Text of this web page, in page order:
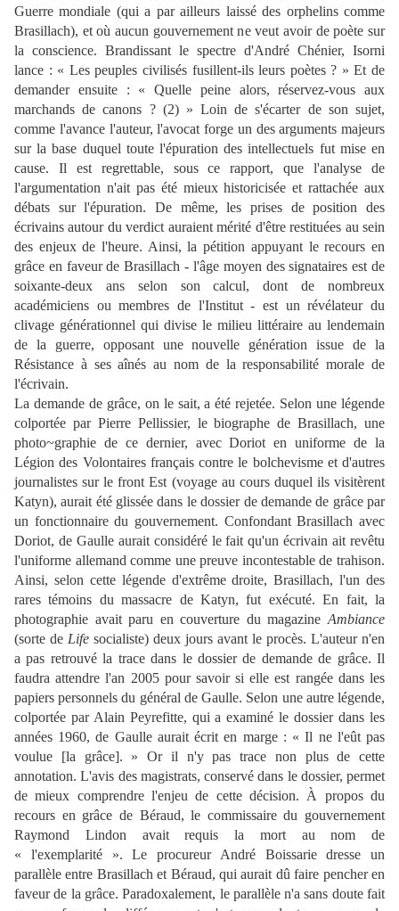
Guerre mondiale (qui a par ailleurs laissé des orphelins comme
Brasillach), et où aucun gouvernement ne veut avoir de poète sur
la conscience. Brandissant le spectre d'André Chénier, Isorni
lance : « Les peuples civilisés fusillent-ils leurs poètes ? » Et de
demander ensuite : « Quelle peine alors, réservez-vous aux
marchands de canons ? (2) » Loin de s'écarter de son sujet,
comme l'avance l'auteur, l'avocat forge un des arguments majeurs
sur la base duquel toute l'épuration des intellectuels fut mise en
cause. Il est regrettable, sous ce rapport, que l'analyse de
l'argumentation n'ait pas été mieux historicisée et rattachée aux
débats sur l'épuration. De même, les prises de position des
écrivains autour du verdict auraient mérité d'être restituées au sein
des enjeux de l'heure. Ainsi, la pétition appuyant le recours en
grâce en faveur de Brasillach - l'âge moyen des signataires est de
soixante-deux ans selon son calcul, dont de nombreux
académiciens ou membres de l'Institut - est un révélateur du
clivage générationnel qui divise le milieu littéraire au lendemain
de la guerre, opposant une nouvelle génération issue de la
Résistance à ses aînés au nom de la responsabilité morale de
l'écrivain.
La demande de grâce, on le sait, a été rejetée. Selon une légende
colportée par Pierre Pellissier, le biographe de Brasillach, une
photo~graphie de ce dernier, avec Doriot en uniforme de la
Légion des Volontaires français contre le bolchevisme et d'autres
journalistes sur le front Est (voyage au cours duquel ils visitèrent
Katyn), aurait été glissée dans le dossier de demande de grâce par
un fonctionnaire du gouvernement. Confondant Brasillach avec
Doriot, de Gaulle aurait considéré le fait qu'un écrivain ait revêtu
l'uniforme allemand comme une preuve incontestable de trahison.
Ainsi, selon cette légende d'extrême droite, Brasillach, l'un des
rares témoins du massacre de Katyn, fut exécuté. En fait, la
photographie avait paru en couverture du magazine Ambiance
(sorte de Life socialiste) deux jours avant le procès. L'auteur n'en
a pas retrouvé la trace dans le dossier de demande de grâce. Il
faudra attendre l'an 2005 pour savoir si elle est rangée dans les
papiers personnels du général de Gaulle. Selon une autre légende,
colportée par Alain Peyrefitte, qui a examiné le dossier dans les
années 1960, de Gaulle aurait écrit en marge : « Il ne l'eût pas
voulue [la grâce]. » Or il n'y pas trace non plus de cette
annotation. L'avis des magistrats, conservé dans le dossier, permet
de mieux comprendre l'enjeu de cette décision. À propos du
recours en grâce de Béraud, le commissaire du gouvernement
Raymond Lindon avait requis la mort au nom de
« l'exemplarité ». Le procureur André Boissarie dresse un
parallèle entre Brasillach et Béraud, qui aurait dû faire pencher en
faveur de la grâce. Paradoxalement, le parallèle n'a sans doute fait